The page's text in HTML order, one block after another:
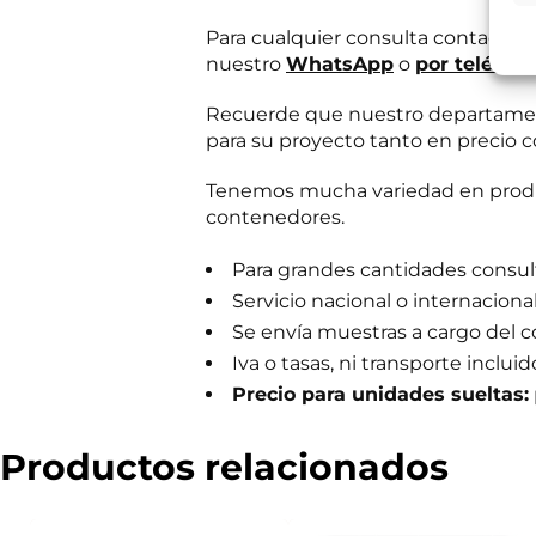
Para cualquier consulta
nuestro WhatsApp o por teléfono.
Recuerde que nuestro
para su proyecto tanto en precio
Tenemos mucha variedad en
contenedores.
Para grandes cantidades
Servicio nacional o
Se envía muestras a cargo del
Iva o tasas, ni transporte
Precio para unidades sueltas:
Productos relacionados
a
b
?
*
momento;
a su
Puede consultar
R
G
*
He leído
n
d
e
i
n
f
o
c
e
r